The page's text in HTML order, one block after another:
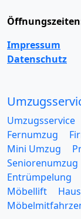
Impressum
Datenschutz
Umzugsservice
Fernumzug
Mini Umzug
Seniorenumzug
Entrümpelung
Möbellift